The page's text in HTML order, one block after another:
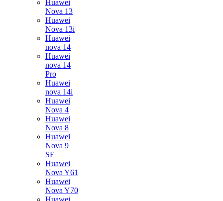
Huawei
Nova 13
Huawei
Nova 13i
Huawei
nova 14
Huawei
nova 14
Pro
Huawei
nova 14i
Huawei
Nova 4
Huawei
Nova 8
Huawei
Nova 9
SE
Huawei
Nova Y61
Huawei
Nova Y70
Huawei